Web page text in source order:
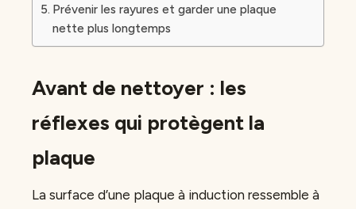
Prévenir les rayures et garder une plaque
nette plus longtemps
Avant de nettoyer : les
réflexes qui protègent la
plaque
La surface d’une plaque à induction ressemble à